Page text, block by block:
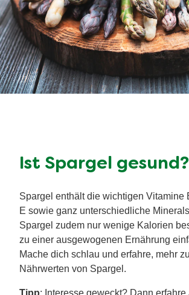
Ist Spargel gesund?
Spargel enthält die wichtigen Vitamine
E sowie ganz unterschiedliche
Spargel zudem nur wenige Kalorien
zu einer ausgewogenen Ernährung
Mache dich schlau und erfahre, mehr
Nährwerten von Spargel.